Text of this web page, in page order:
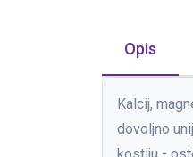
Opis
Kalcij,
dovoljno